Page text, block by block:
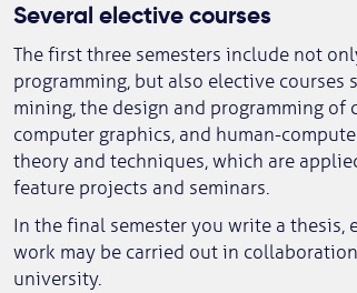
Several elective courses
The first three semesters include not
programming, but also elective
mining, the design and programming of
computer graphics, and human-
theory and techniques, which are
feature projects and seminars.
In the final semester you write a
work may be carried out in
university.